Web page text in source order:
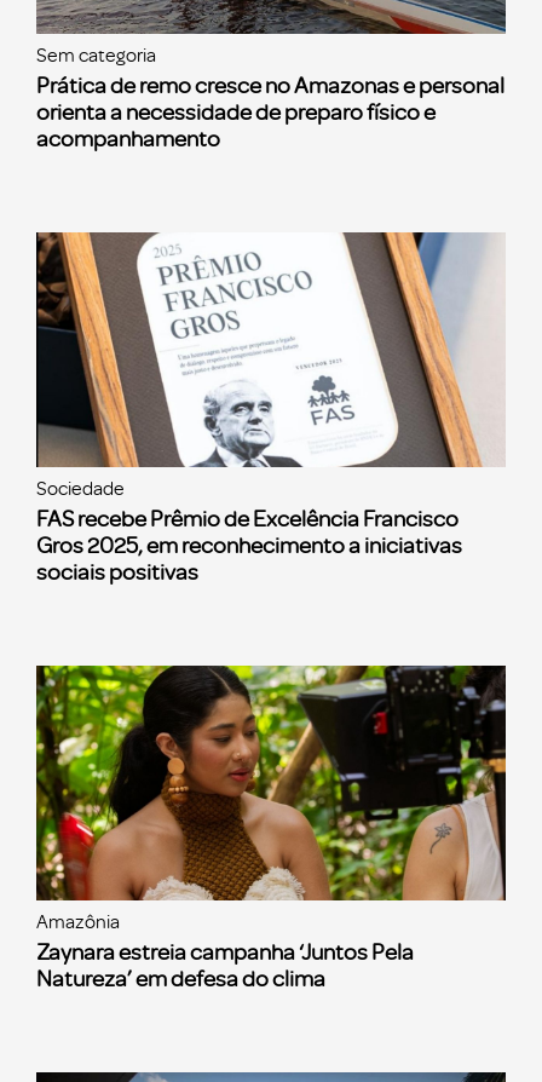
Sem categoria
Prática de remo cresce no Amazonas e personal
orienta a necessidade de preparo físico e
acompanhamento
Sociedade
FAS recebe Prêmio de Excelência Francisco
Gros 2025, em reconhecimento a iniciativas
sociais positivas
Amazônia
Zaynara estreia campanha ‘Juntos Pela
Natureza’ em defesa do clima